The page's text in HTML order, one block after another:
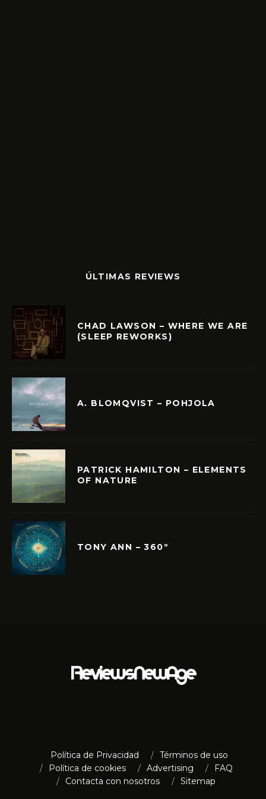
ÚLTIMAS REVIEWS
CHAD LAWSON – WHERE WE ARE
(SLEEP REWORKS)
A. BLOMQVIST – POHJOLA
PATRICK HAMILTON – ELEMENTS
OF NATURE
TONY ANN – 360º
Política de Privacidad
Términos de uso
Política de cookies
Advertising
FAQ
Contacta con nosotros
Sitemap